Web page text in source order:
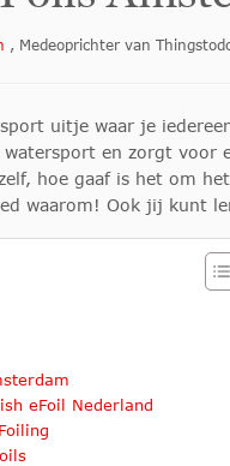
, Medeoprichter van
uitje waar je
en zorgt voor
hoe gaaf is het om
waarom! Ook jij kunt
eFoil Nederland